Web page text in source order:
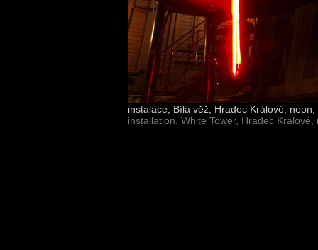
instalace, Bílá věž, Hradec Králové, neon,
installation, White Tower, Hradec